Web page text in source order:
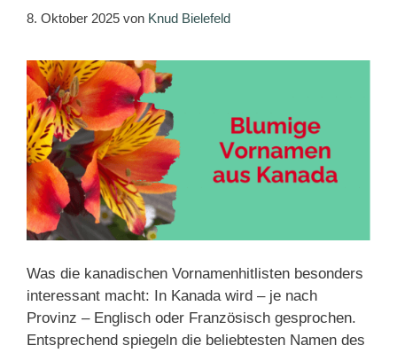
8. Oktober 2025 von Knud Bielefeld
Was die kanadischen Vornamenhitlisten besonders
interessant macht: In Kanada wird – je nach
Provinz – Englisch oder Französisch gesprochen.
Entsprechend spiegeln die beliebtesten Namen des